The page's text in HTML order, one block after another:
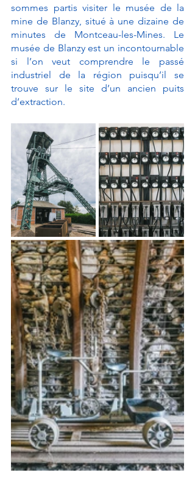
sommes partis visiter le musée de la
mine de Blanzy, situé à une dizaine de
minutes de Montceau-les-Mines. Le
musée de Blanzy est un incontournable
si l’on veut comprendre le passé
industriel de la région puisqu’il se
trouve sur le site d’un ancien puits
d’extraction.